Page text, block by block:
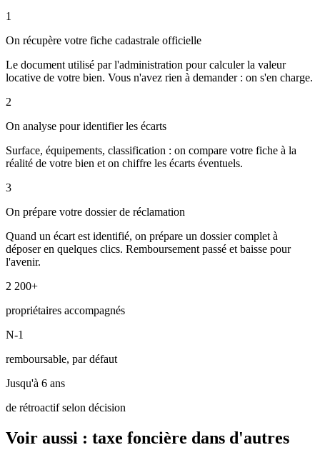
1
On récupère votre fiche cadastrale officielle
Le document utilisé par l'administration pour calculer la valeur
locative de votre bien. Vous n'avez rien à demander : on s'en charge.
2
On analyse pour identifier les écarts
Surface, équipements, classification : on compare votre fiche à la
réalité de votre bien et on chiffre les écarts éventuels.
3
On prépare votre dossier de réclamation
Quand un écart est identifié, on prépare un dossier complet à
déposer en quelques clics. Remboursement passé et baisse pour
l'avenir.
2 200+
propriétaires accompagnés
N-1
remboursable, par défaut
Jusqu'à 6 ans
de rétroactif selon décision
Voir aussi : taxe foncière dans d'autres